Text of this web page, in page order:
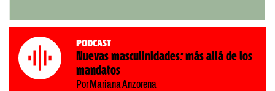
Podcast
Nuevas masculinidades: más allá de los
mandatos
Por Mariana Anzorena